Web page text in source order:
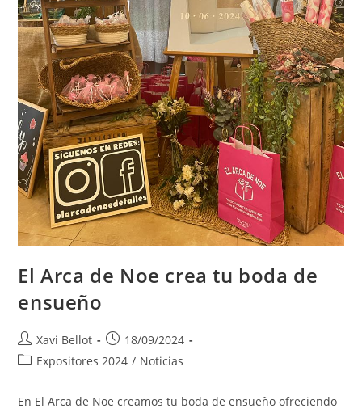
El Arca de Noe crea tu boda de
ensueño
Xavi Bellot
18/09/2024
Expositores 2024 / Noticias
En El Arca de Noe creamos tu boda de ensueño ofreciendo